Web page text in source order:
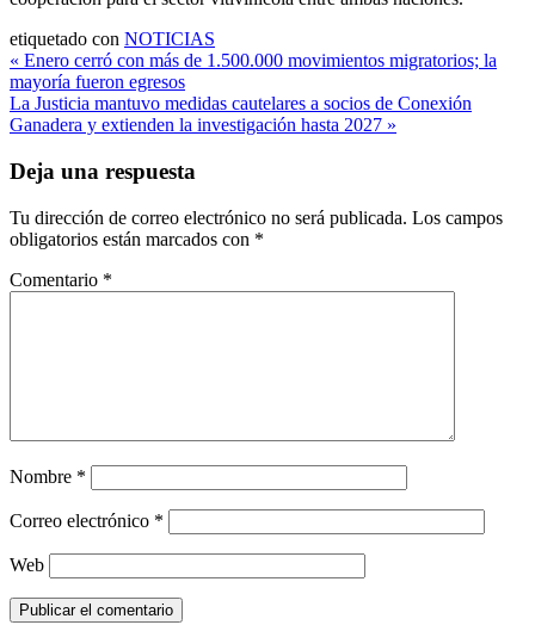
etiquetado con NOTICIAS
Navegación
de
entradas
« Enero cerró con más de 1.500.000 movimientos migratorios; la
mayoría fueron egresos
La Justicia mantuvo medidas cautelares a socios de Conexión
Ganadera y extienden la investigación hasta 2027 »
Deja una respuesta
Tu dirección de correo electrónico no será publicada. Los campos
obligatorios están marcados con *
Comentario *
Nombre *
Correo electrónico *
Web